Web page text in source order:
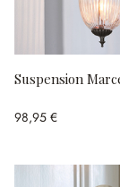
Suspension
98,95 €